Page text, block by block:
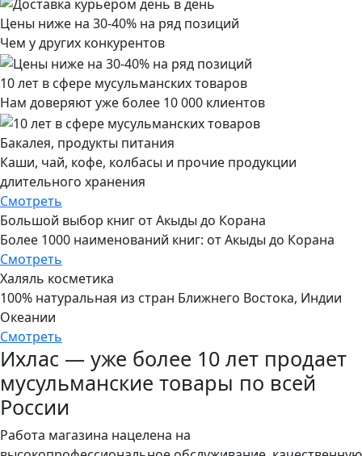
Цены ниже на 30-40% на ряд позиций
Чем у других конкурентов
10 лет в сфере мусульманских товаров
Нам доверяют уже более 10 000 клиентов
Бакалея, продукты питания
Каши, чай, кофе, колбасы и прочие продукции
длительного хранения
Смотреть
Большой выбор книг от Акыды до Корана
Более 1000 наименований книг: от Акыды до Корана
Смотреть
Халяль косметика
100% натуральная из стран Ближнего Востока, Индии
Океании
Смотреть
Ихлас — уже более 10 лет продает
мусульманские товары по всей
России
Работа магазина нацелена на